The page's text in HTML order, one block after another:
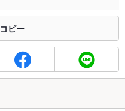
相談。各種宴会の予約承り中!)
ピー